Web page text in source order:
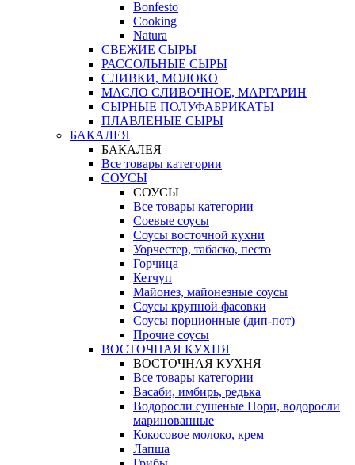
Bonfesto
Cooking
Natura
СВЕЖИЕ СЫРЫ
РАССОЛЬНЫЕ СЫРЫ
СЛИВКИ, МОЛОКО
МАСЛО СЛИВОЧНОЕ, МАРГАРИН
СЫРНЫЕ ПОЛУФАБРИКАТЫ
ПЛАВЛЕНЫЕ СЫРЫ
БАКАЛЕЯ
БАКАЛЕЯ
Все товары категории
СОУСЫ
СОУСЫ
Все товары категории
Соевые соусы
Соусы восточной кухни
Уорчестер, табаско, песто
Горчица
Кетчуп
Майонез, майонезные соусы
Соусы крупной фасовки
Соусы порционные (дип-пот)
Прочие соусы
ВОСТОЧНАЯ КУХНЯ
ВОСТОЧНАЯ КУХНЯ
Все товары категории
Васаби, имбирь, редька
Водоросли сушеные Нори, водоросли
маринованные
Кокосовое молоко, крем
Лапша